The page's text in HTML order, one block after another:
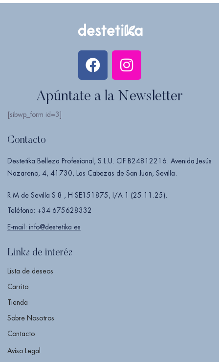
Apúntate a la Newsletter
[sibwp_form id=3]
Contacto
Destetika Belleza Profesional, S.L.U. CIF B24812216. Avenida Jesús
Nazareno, 4, 41730, Las Cabezas de San Juan, Sevilla.
R.M de Sevilla S 8 , H SE151875, I/A 1 (25.11.25).
Teléfono: +34 675628332
E-mail: info@destetika.es
Links de interés
Lista de deseos
Carrito
Tienda
Sobre Nosotros
Contacto
Aviso Legal